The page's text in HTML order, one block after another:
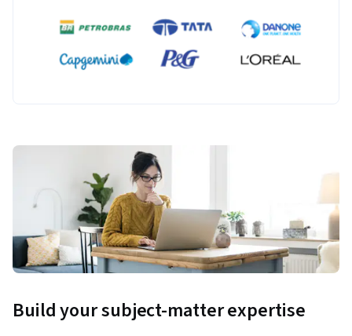
Build your subject-matter expertise